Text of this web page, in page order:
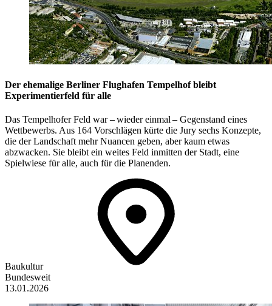
Der ehemalige Berliner Flughafen Tempelhof bleibt
Experimentierfeld für alle
Das Tempelhofer Feld war – wieder einmal – Gegenstand eines
Wettbewerbs. Aus 164 Vorschlägen kürte die Jury sechs Konzepte,
die der Landschaft mehr Nuancen geben, aber kaum etwas
abzwacken. Sie bleibt ein weites Feld inmitten der Stadt, eine
Spielwiese für alle, auch für die Planenden.
Baukultur
Bundesweit
13.01.2026